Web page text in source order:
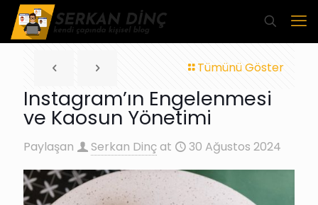
Tümünü Göster
Instagram’ın Engelenmesi
ve Kaosun Yönetimi
Paylaşan Serkan Dinçat 30 Ağustos 2024